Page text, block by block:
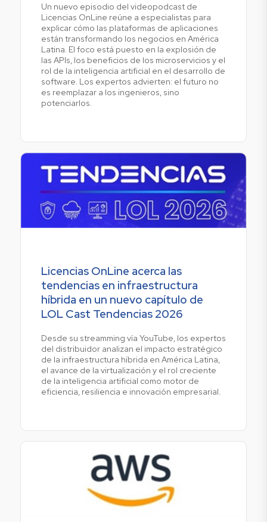
Un nuevo episodio del videopodcast de
Licencias OnLine reúne a especialistas para
explicar cómo las plataformas de aplicaciones
están transformando los negocios en América
Latina. El foco está puesto en la explosión de
las APIs, los beneficios de los microservicios y el
rol de la inteligencia artificial en el desarrollo de
software. Los expertos advierten: el futuro no
es reemplazar a los ingenieros, sino
potenciarlos.
Licencias OnLine acerca las
tendencias en infraestructura
híbrida en un nuevo capítulo de
LOL Cast Tendencias 2026
Desde su streamming vía YouTube, los expertos
del distribuidor analizan el impacto estratégico
de la infraestructura híbrida en América Latina,
el avance de la virtualización y el rol creciente
de la inteligencia artificial como motor de
eficiencia, resiliencia e innovación empresarial.